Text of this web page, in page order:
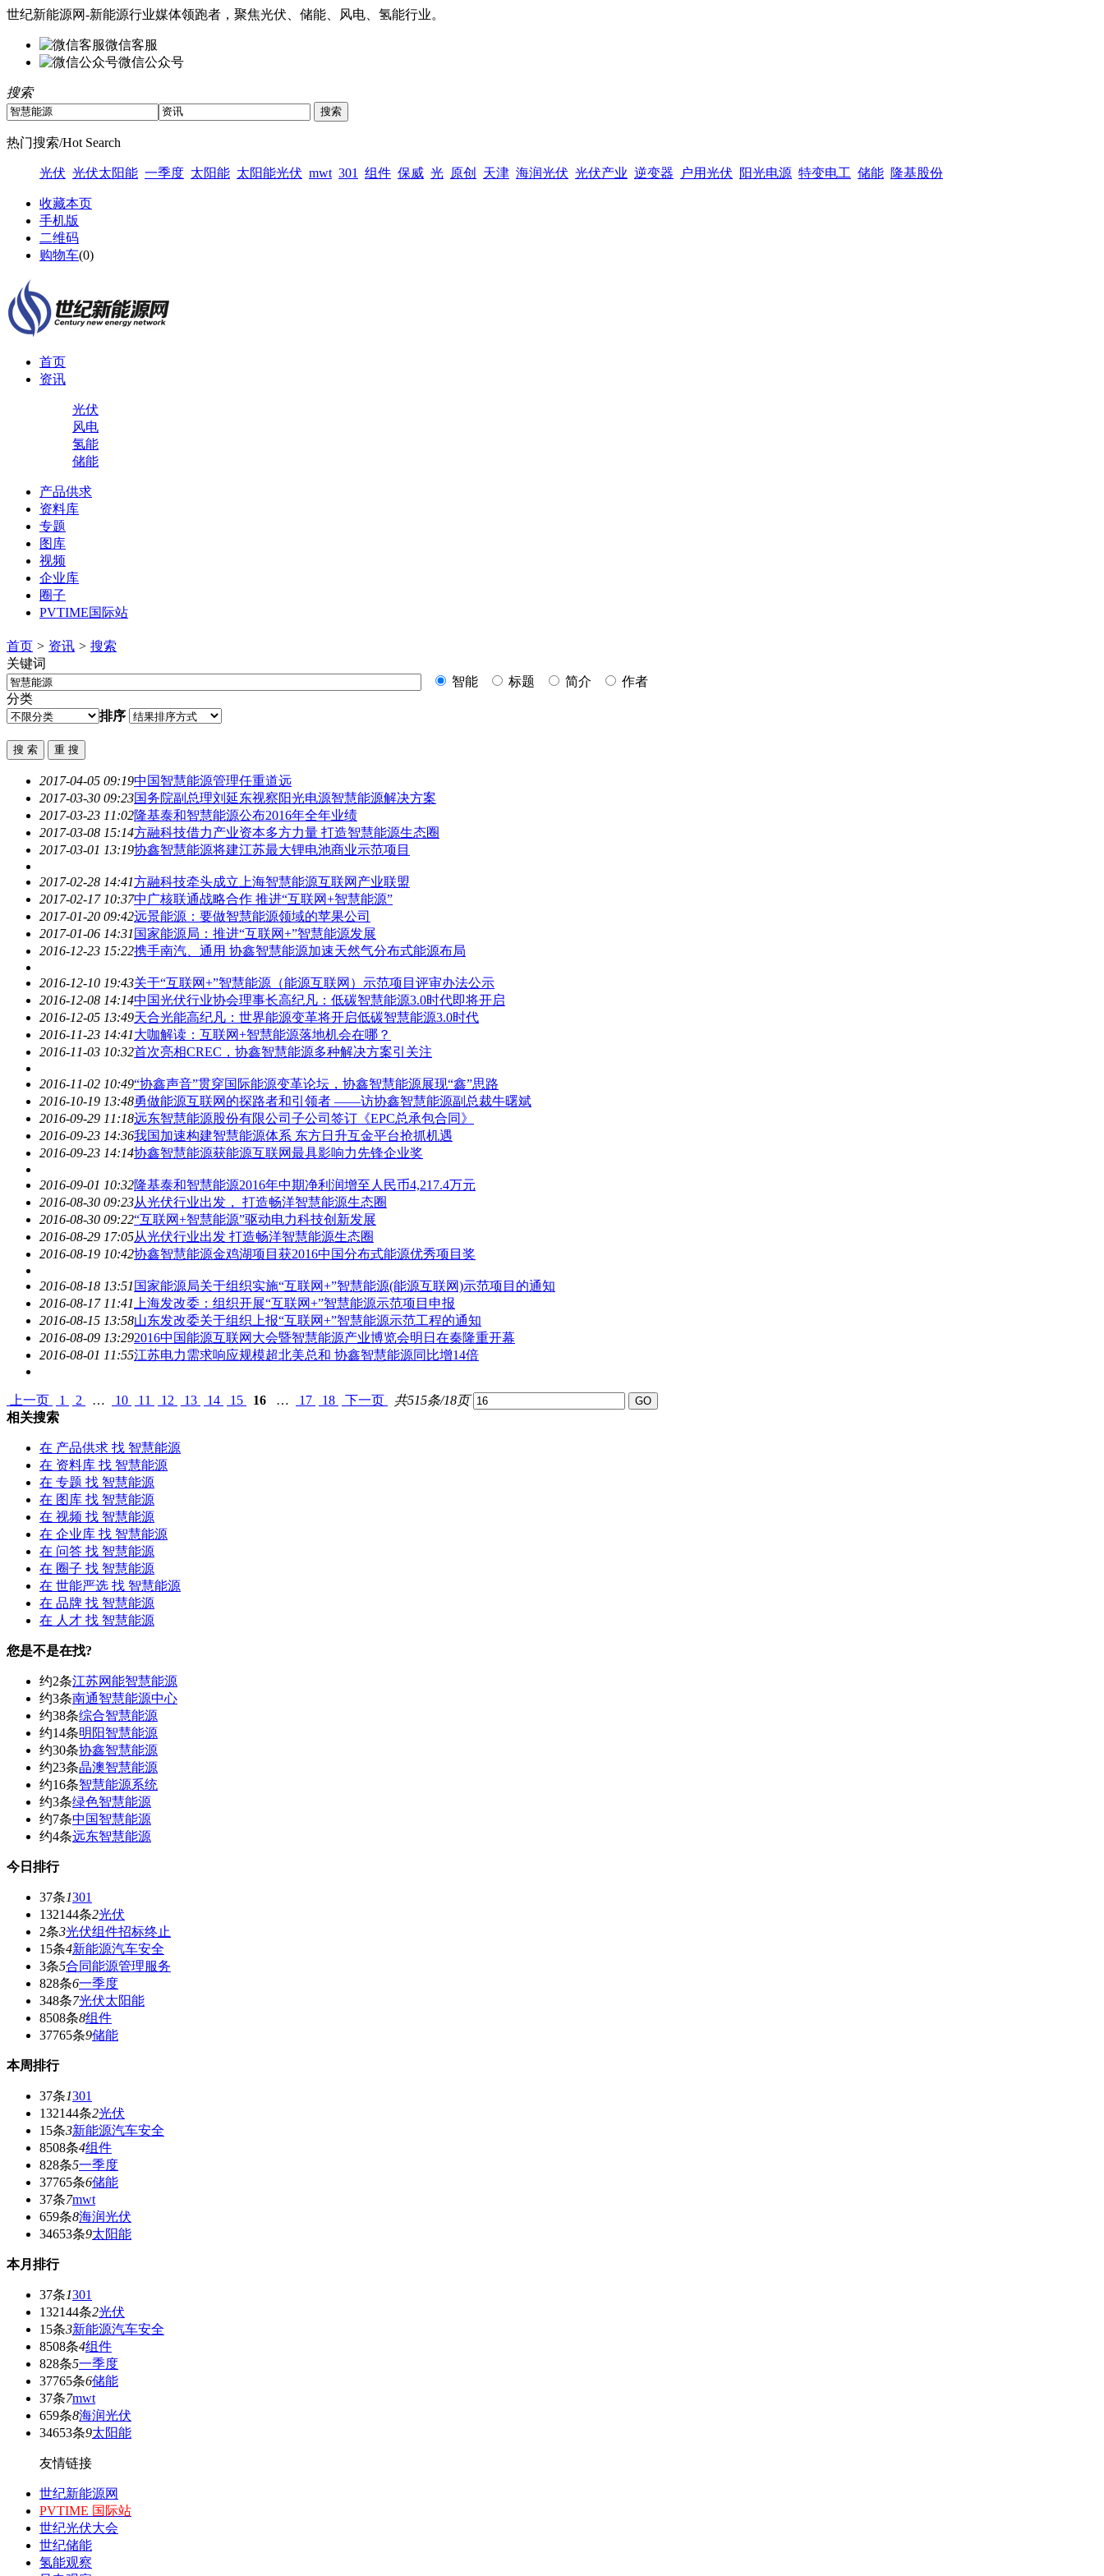
世纪新能源网-新能源行业媒体领跑者，聚焦光伏、储能、风电、氢能行业。
微信客服
微信公众号
搜索
热门搜索/Hot Search
光伏 光伏太阳能 一季度 太阳能 太阳能光伏 mwt 301 组件 保威 光 原创 天津 海润光伏 光伏产业 逆变器 户用光伏 阳光电源 特变电工 储能 隆基股份
收藏本页
手机版
二维码
购物车(0)
首页
资讯
光伏
风电
氢能
储能
产品供求
资料库
专题
图库
视频
企业库
圈子
PVTIME国际站
首页 > 资讯 > 搜索
关键词
智能
标题 简介
作者
分类
排序
2017-04-05 09:19中国智慧能源管理任重道远
2017-03-30 09:23国务院副总理刘延东视察阳光电源智慧能源解决方案
2017-03-23 11:02隆基泰和智慧能源公布2016年全年业绩
2017-03-08 15:14方融科技借力产业资本多方力量 打造智慧能源生态圈
2017-03-01 13:19协鑫智慧能源将建江苏最大锂电池商业示范项目
2017-02-28 14:41方融科技牵头成立上海智慧能源互联网产业联盟
2017-02-17 10:37中广核联通战略合作 推进“互联网+智慧能源”
2017-01-20 09:42远景能源：要做智慧能源领域的苹果公司
2017-01-06 14:31国家能源局：推进“互联网+”智慧能源发展
2016-12-23 15:22携手南汽、通用 协鑫智慧能源加速天然气分布式能源布局
2016-12-10 19:43关于“互联网+”智慧能源 （能源互联网）示范项目评审办法公示
2016-12-08 14:14中国光伏行业协会理事长高纪凡：低碳智慧能源3.0时代即将开启
2016-12-05 13:49天合光能高纪凡：世界能源变革将开启低碳智慧能源3.0时代
2016-11-23 14:41大咖解读：互联网+智慧能源落地机会在哪？
2016-11-03 10:32首次亮相CREC，协鑫智慧能源多种解决方案引关注
2016-11-02 10:49“协鑫声音”贯穿国际能源变革论坛，协鑫智慧能源展现“鑫”思路
2016-10-19 13:48勇做能源互联网的探路者和引领者 ——访协鑫智慧能源副总裁牛曙斌
2016-09-29 11:18远东智慧能源股份有限公司子公司签订《EPC总承包合同》
2016-09-23 14:36我国加速构建智慧能源体系 东方日升互金平台抢抓机遇
2016-09-23 14:14协鑫智慧能源获能源互联网最具影响力先锋企业奖
2016-09-01 10:32隆基泰和智慧能源2016年中期净利润增至人民币4,217.4万元
2016-08-30 09:23从光伏行业出发， 打造畅洋智慧能源生态圈
2016-08-30 09:22“互联网+智慧能源”驱动电力科技创新发展
2016-08-29 17:05从光伏行业出发 打造畅洋智慧能源生态圈
2016-08-19 10:42协鑫智慧能源金鸡湖项目获2016中国分布式能源优秀项目奖
2016-08-18 13:51国家能源局关于组织实施“互联网+”智慧能源(能源互联网)示范项目的通知
2016-08-17 11:41上海发改委：组织开展“互联网+”智慧能源示范项目申报
2016-08-15 13:58山东发改委关于组织上报“互联网+”智慧能源示范工程的通知
2016-08-09 13:292016中国能源互联网大会暨智慧能源产业博览会明日在秦隆重开幕
2016-08-01 11:55江苏电力需求响应规模超北美总和 协鑫智慧能源同比增14倍
上一页 1 2 … 10 11 12 13 14 15 16 … 17 18 下一页
共515条/18页
相关搜索
在 产品供求 找 智慧能源
在 资料库 找 智慧能源
在 专题 找 智慧能源
在 图库 找 智慧能源
在 视频 找 智慧能源
在 企业库 找 智慧能源
在 问答 找 智慧能源
在 圈子 找 智慧能源
在 世能严选 找 智慧能源
在 品牌 找 智慧能源
在 人才 找 智慧能源
您是不是在找?
约2条江苏网能智慧能源
约3条南通智慧能源中心
约38条综合智慧能源
约14条明阳智慧能源
约30条协鑫智慧能源
约23条晶澳智慧能源
约16条智慧能源系统
约3条绿色智慧能源
约7条中国智慧能源
约4条远东智慧能源
今日排行
37条1301
132144条2光伏
2条3光伏组件招标终止
15条4新能源汽车安全
3条5合同能源管理服务
828条6一季度
348条7光伏太阳能
8508条8组件
37765条9储能
本周排行
37条1301
132144条2光伏
15条3新能源汽车安全
8508条4组件
828条5一季度
37765条6储能
37条7mwt
659条8海润光伏
34653条9太阳能
本月排行
37条1301
132144条2光伏
15条3新能源汽车安全
8508条4组件
828条5一季度
37765条6储能
37条7mwt
659条8海润光伏
34653条9太阳能
友情链接
世纪新能源网
PVTIME 国际站
世纪光伏大会
世纪储能
氢能观察